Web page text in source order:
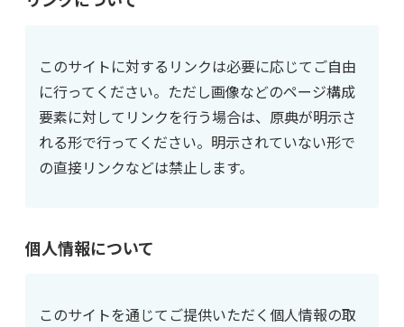
このサイトに対するリンクは必要に応じてご自由
に行ってください。ただし画像などのページ構成
要素に対してリンクを行う場合は、原典が明示さ
れる形で行ってください。明示されていない形で
の直接リンクなどは禁止します。
個人情報について
このサイトを通じてご提供いただく個人情報の取